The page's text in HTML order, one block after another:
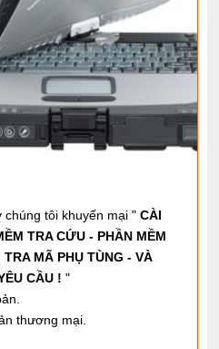
chúng tôi khuyến mại "CÀI
TRA CỨU - PHẦN MỀM
MÃ PHỤ TÙNG - VÀ
CẦU ! "
mại.